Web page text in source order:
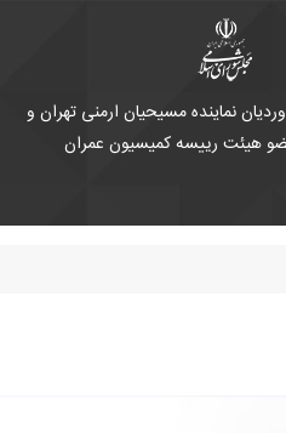
نماینده مسیحیان ارمنی تهران و
هیئت رییسه کمیسیون عمران